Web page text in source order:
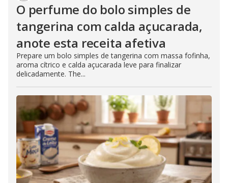
O perfume do bolo simples de
tangerina com calda açucarada,
anote esta receita afetiva
Prepare um bolo simples de tangerina com massa fofinha,
aroma cítrico e calda açucarada leve para finalizar
delicadamente. The...